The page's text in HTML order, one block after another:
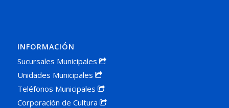
INFORMACIÓN
Sucursales Municipales
Unidades Municipales
Teléfonos Municipales
Corporación de Cultura